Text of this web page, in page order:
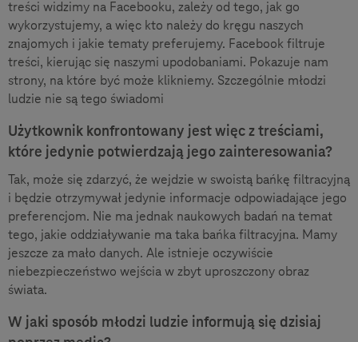
treści widzimy na Facebooku, zależy od tego, jak go
wykorzystujemy, a więc kto należy do kręgu naszych
znajomych i jakie tematy preferujemy. Facebook filtruje
treści, kierując się naszymi upodobaniami. Pokazuje nam
strony, na które być może klikniemy. Szczególnie młodzi
ludzie nie są tego świadomi
Użytkownik konfrontowany jest więc z treściami,
które jedynie potwierdzają jego zainteresowania?
Tak, może się zdarzyć, że wejdzie w swoistą bańkę filtracyjną
i będzie otrzymywał jedynie informacje odpowiadające jego
preferencjom. Nie ma jednak naukowych badań na temat
tego, jakie oddziaływanie ma taka bańka filtracyjna. Mamy
jeszcze za mało danych. Ale istnieje oczywiście
niebezpieczeństwo wejścia w zbyt uproszczony obraz
świata.
W jaki sposób młodzi ludzie informują się dzisiaj